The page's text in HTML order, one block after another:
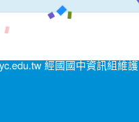
經國國中資訊組維護